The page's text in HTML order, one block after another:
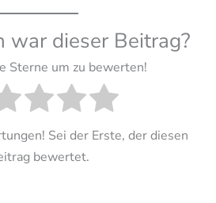
war dieser Beitrag?
Sterne um zu bewerten!
Sei der Erste, der diesen
bewertet.